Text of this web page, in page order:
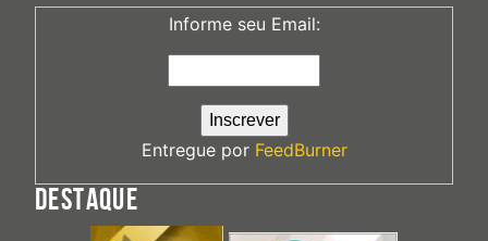
Informe seu Email:
Entregue por FeedBurner
DESTAQUE